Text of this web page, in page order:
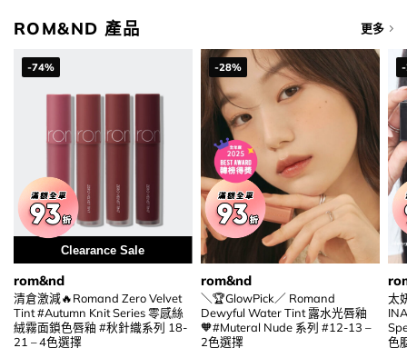
ROM&ND 產品 更多
-74%
Clearance Sale
rom&nd
清倉激減🔥Romand Zero Velvet
Tint #Autumn Knit Series 零感絲
絨霧面鎖色唇釉 #秋針織系列 18-
21 – 4色選擇
-28%
rom&nd
＼🏆GlowPick／ Romand
Dewyful Water Tint 露水光唇釉
🧡#Muteral Nude 系列 #12-13 –
2色選擇
太
色